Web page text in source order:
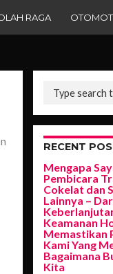
RAGA
RECENT
Mengapa
Pembicara
Cokelat dan
Lainnya –
Keamanan
Memastikan
Kami Yang
Bagaimana
Kita